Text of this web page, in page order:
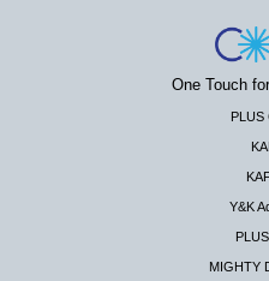
One Touch
PLUS
Y&K
MIGHTY